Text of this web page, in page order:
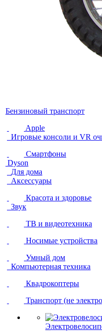
Бензиновый транспорт
Apple
Игровые консоли и VR
Смартфоны
Dyson
Для дома
Аксессуары
Красота и здоровье
Звук
ТВ и видеотехника
Носимые устройства
Умный дом
Компьютерная техника
Квадрокоптеры
Транспорт (не